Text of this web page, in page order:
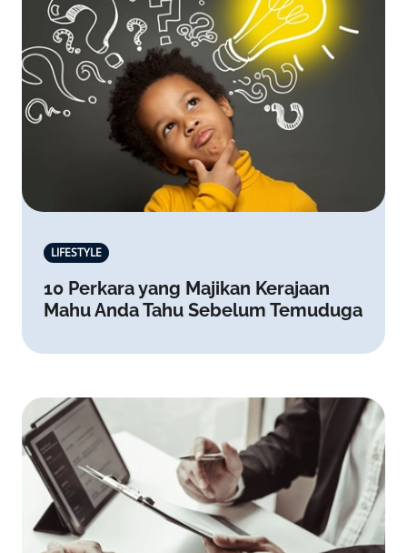
LIFESTYLE
10 Perkara yang Majikan Kerajaan
Mahu Anda Tahu Sebelum Temuduga